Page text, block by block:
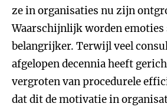
ze in organisaties nu zijn
Waarschijnlijk worden emoties
belangrijker. Terwijl veel
afgelopen decennia heeft
vergroten van procedurele
dat dit de motivatie in